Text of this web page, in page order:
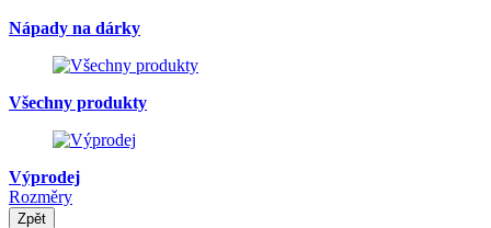
Nápady na dárky
Všechny produkty
Výprodej
Rozměry
Zpět